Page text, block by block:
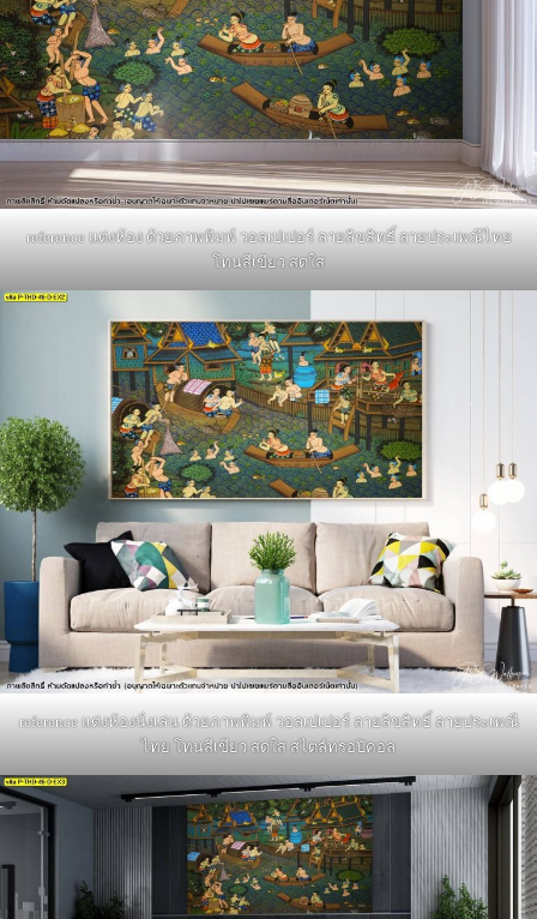
reference แต่งห้อง ด้วยภาพพิมพ์ วอลเปเปอร์ ลายลิขสิทธิ์ ลายประเพณีไทย
โทนสีเขียว สดใส
reference แต่งห้องนั่งเล่น ด้วยภาพพิมพ์ วอลเปเปอร์ ลายลิขสิทธิ์ ลายประเพณี
ไทย โทนสีเขียว สดใส สไตล์ทรอปิคอล